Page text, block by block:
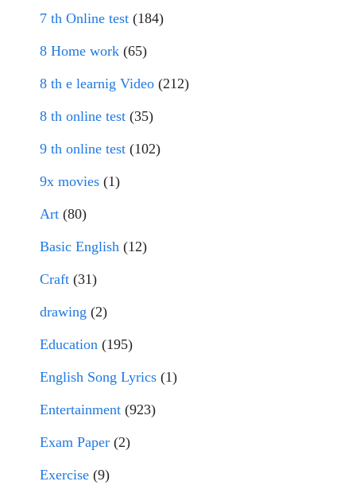
7 th Online test (184)
8 Home work (65)
8 th e learnig Video (212)
8 th online test (35)
9 th online test (102)
9x movies (1)
Art (80)
Basic English (12)
Craft (31)
drawing (2)
Education (195)
English Song Lyrics (1)
Entertainment (923)
Exam Paper (2)
Exercise (9)